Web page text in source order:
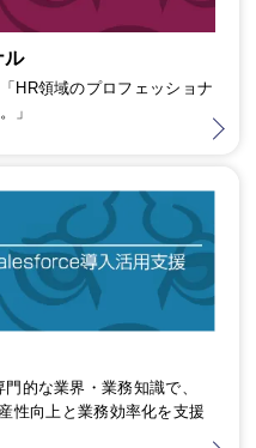
ル
HR領域のプロフェッショナ
」
的な業界・業務知識で、
性向上と業務効率化を支援